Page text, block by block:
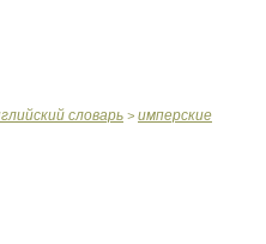
словарь > имперские